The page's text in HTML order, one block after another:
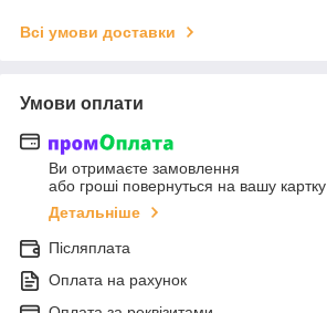
Всі умови доставки
Умови оплати
Ви отримаєте замовлення
або гроші повернуться на вашу картку
Детальніше
Післяплата
Оплата на рахунок